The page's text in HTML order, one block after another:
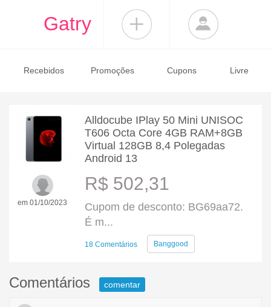
Gatry
Recebidos Promoções Cupons Livre
em 01/10/2023
Alldocube IPlay 50 Mini UNISOC
T606 Octa Core 4GB RAM+8GB
Virtual 128GB 8,4 Polegadas
Android 13
R$ 502,31
Cupom de desconto: BG69aa72.
É m...
18 Comentários Banggood
Comentários comentar